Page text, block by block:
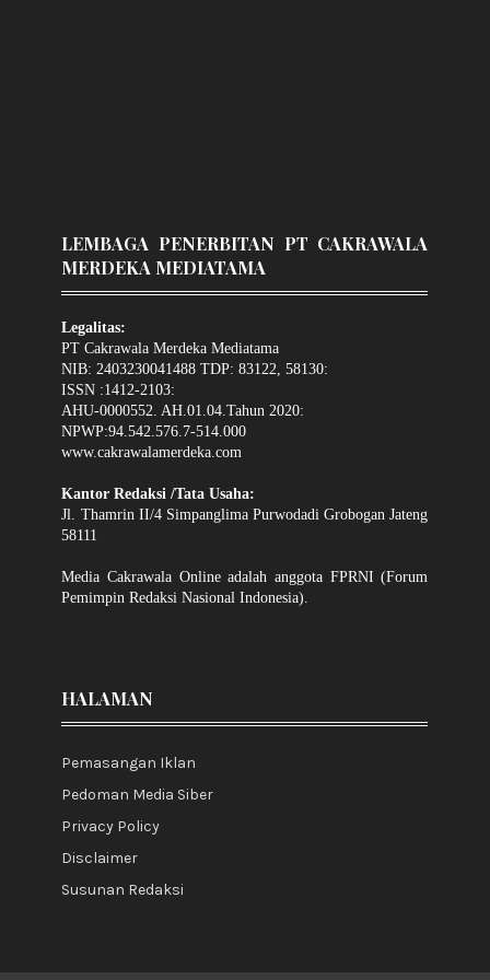
LEMBAGA PENERBITAN PT CAKRAWALA
MERDEKA MEDIATAMA
Legalitas:
PT Cakrawala Merdeka Mediatama
NIB: 2403230041488 TDP: 83122, 58130:
ISSN :1412-2103:
AHU-0000552. AH.01.04.Tahun 2020:
NPWP:94.542.576.7-514.000
www.cakrawalamerdeka.com
Kantor Redaksi /Tata Usaha:
Jl. Thamrin II/4 Simpanglima Purwodadi Grobogan Jateng
58111
Media Cakrawala Online adalah anggota FPRNI (Forum
Pemimpin Redaksi Nasional Indonesia).
HALAMAN
Pemasangan Iklan
Pedoman Media Siber
Privacy Policy
Disclaimer
Susunan Redaksi